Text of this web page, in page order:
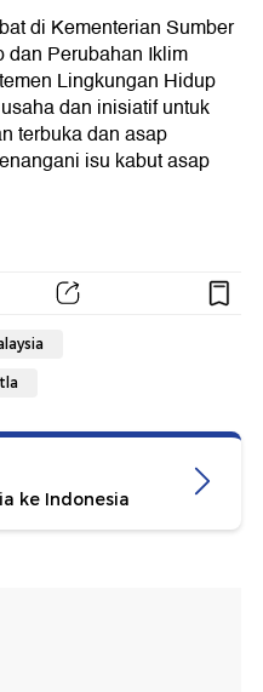
di Kementerian Sumber
dan Perubahan Iklim
Lingkungan Hidup
dan inisiatif untuk
terbuka dan asap
isu kabut asap
ke Indonesia